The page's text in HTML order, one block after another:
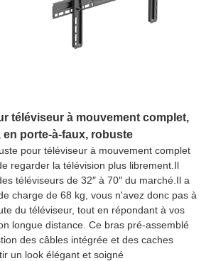
téléviseur à mouvement complet,
porte-à-faux, robuste
pour téléviseur à mouvement complet
regarder la télévision plus librement.Il
téléviseurs de 32″ à 70″ du marché.Il a
charge de 68 kg, vous n'avez donc pas à
du téléviseur, tout en répondant à vos
longue distance. Ce bras pré-assemblé
des câbles intégrée et des caches
un look élégant et soigné